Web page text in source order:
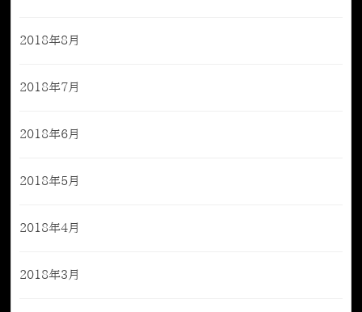
2018年8月
2018年7月
2018年6月
2018年5月
2018年4月
2018年3月